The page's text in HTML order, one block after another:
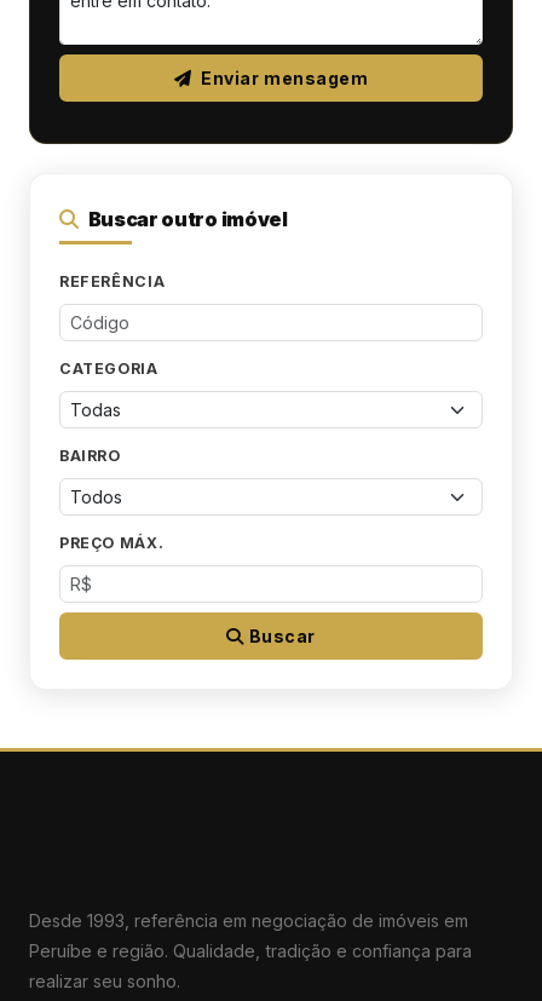
Enviar mensagem
Buscar outro imóvel
REFERÊNCIA
CATEGORIA
BAIRRO
PREÇO MÁX.
Buscar
Desde 1993, referência em negociação de imóveis em
Peruíbe e região. Qualidade, tradição e confiança para
realizar seu sonho.